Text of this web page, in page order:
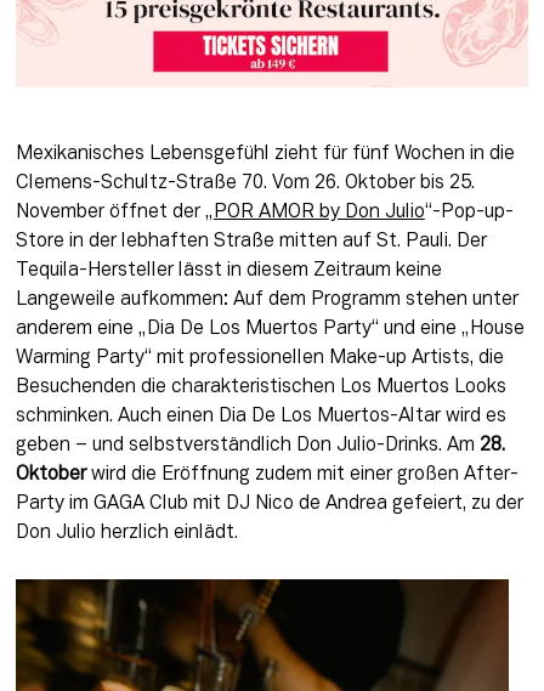
Mexikanisches Lebensgefühl zieht für fünf Wochen in die
Clemens-Schultz-Straße 70. Vom 26. Oktober bis 25.
November öffnet der „ POR AMOR by Don Julio“-Pop-up-
Store in der lebhaften Straße mitten auf St. Pauli. Der
Tequila-Hersteller lässt in diesem Zeitraum keine
Langeweile aufkommen: Auf dem Programm stehen unter
anderem eine „Dia De Los Muertos Party“ und eine „House
Warming Party“ mit professionellen Make-up Artists, die
Besuchenden die charakteristischen Los Muertos Looks
schminken. Auch einen Dia De Los Muertos-Altar wird es
geben – und selbstverständlich Don Julio-Drinks. Am 28.
Oktober wird die Eröffnung zudem mit einer großen After-
Party im GAGA Club mit DJ Nico de Andrea gefeiert, zu der
Don Julio herzlich einlädt.